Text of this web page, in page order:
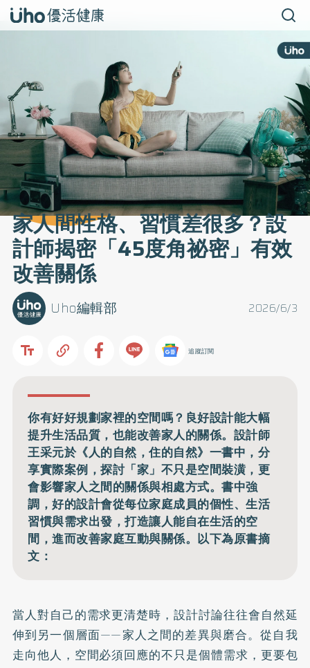
家人間性格、習慣差很多？設
計師揭密「45度角祕密」有效
改善關係
2026/6/3
Uho編輯部
追蹤訂閱
你有好好規劃家裡的空間嗎？良好設計能大幅
提升生活品質，也能改善家人的關係。設計師
王采元於《人的自然，住的自然》一書中，分
享實際案例，探討「家」不只是空間裝潢，更
會影響家人之間的關係與相處方式。書中強
調，好的設計會從每位家庭成員的個性、生活
習慣與需求出發，打造讓人能自在生活的空
間，進而改善家庭互動與關係。以下為原書摘
文：
當人對自己的需求更清楚時，設計討論往往會自然延
伸到另一個層面——家人之間的差異與磨合。從自我
走向他人，空間必須回應的不只是個體需求，更要包